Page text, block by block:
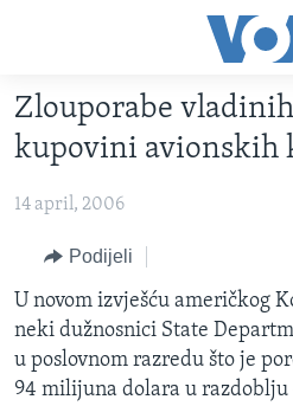
glavni
sadržaj
na
navigaciju
Idi
na
pretragu
TV PROGRAM
VIDEO
FOTOGRAFIJE DANA
VIJESTI
SJEDINJENE AMERIČKE
BOSNA I HERCEGOVINA
SVIJET
NAUKA I TEHNOLOGIJA
SPECIJALNI PROJEKTI
KORUPCIJA
Zlouporabe
kupovini avionskih
14 april, 2006
Podijeli
U novom izvješću američkog
neki dužnosnici State
u poslovnom razredu što je
94 milijuna dolara u razdoblju